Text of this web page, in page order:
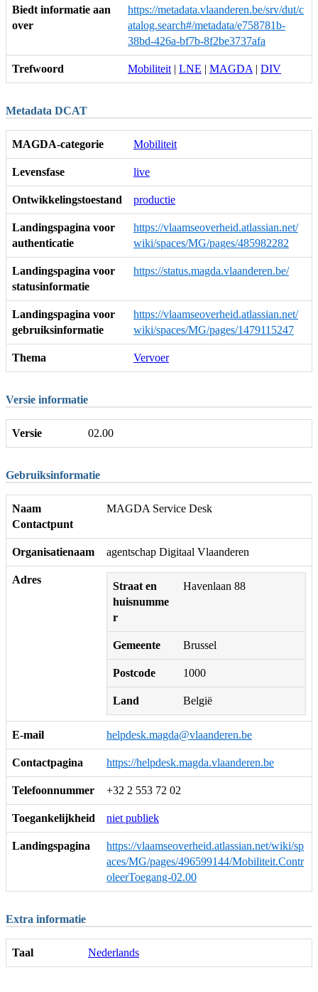
Biedt informatie aan
over
https://metadata.vlaanderen.be/srv/dut/c
atalog.search#/metadata/e758781b-
38bd-426a-bf7b-8f2be3737afa
Trefwoord Mobiliteit | LNE | MAGDA | DIV
Metadata DCAT
MAGDA-categorie Mobiliteit
Levensfase live
Ontwikkelingstoestand productie
Landingspagina voor
authenticatie
https://vlaamseoverheid.atlassian.net/
wiki/spaces/MG/pages/485982282
Landingspagina voor
statusinformatie
https://status.magda.vlaanderen.be/
Landingspagina voor
gebruiksinformatie
https://vlaamseoverheid.atlassian.net/
wiki/spaces/MG/pages/1479115247
Thema Vervoer
Versie informatie
Versie 02.00
Gebruiksinformatie
Naam
Contactpunt
MAGDA Service Desk
Organisatienaam agentschap Digitaal Vlaanderen
Adres
Straat en
huisnumme
r
Havenlaan 88
Gemeente Brussel
Postcode 1000
Land België
E-mail helpdesk.magda@vlaanderen.be
Contactpagina https://helpdesk.magda.vlaanderen.be
Telefoonnummer +32 2 553 72 02
Toegankelijkheid niet publiek
Landingspagina
https://vlaamseoverheid.atlassian.net/wiki/sp
aces/MG/pages/496599144/Mobiliteit.Contr
oleerToegang-02.00
Extra informatie
Taal Nederlands